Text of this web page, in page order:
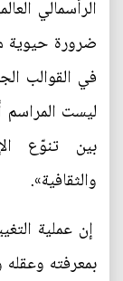
الرأسمالي
ضرورة حيوية
في القوالب
ليست المراسم
بين تنوّع
والثقافية».
إن عملية
بمعرفته وعقله